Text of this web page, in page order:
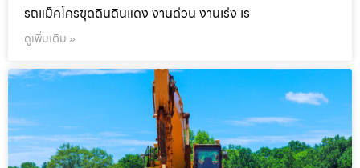
รถแม็คโครขุดดินดินแดง งานด่วน งานเร่ง เร
ดูเพิ่มเติม »